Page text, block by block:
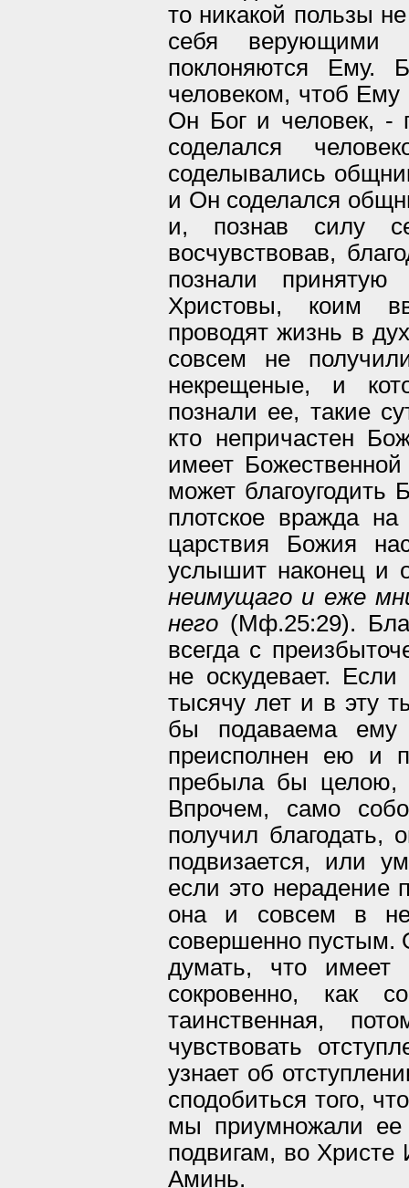
то никакой пользы
себя
поклоняются Ему.
человеком, чтоб Ему
Он Бог и человек, -
соделался
соделывались
и Он соделался
и, познав силу
восчувствовав,
познали принятую
Христовы, коим
проводят жизнь в
совсем не
некрещеные, и
познали ее, такие
кто непричастен
имеет
может благоугодить
плотское вражда
царствия Божия
услышит наконец и
неимущаго и еже
него (Мф.25:29).
всегда с
не оскудевает.
тысячу лет и в эту
бы подаваема
преисполнен ею и
пребыла бы целою,
Впрочем, само
получил благодать,
подвизается, или
если это нерадение
она и совсем в
совершенно пустым.
думать, что имеет
сокровенно, как
таинственная,
чувствовать
узнает об
сподобиться того,
мы приумножали ее
подвигам, во Христе
Аминь.